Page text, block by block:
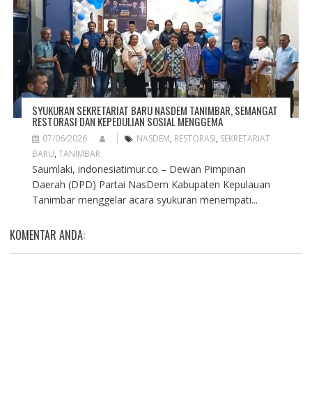
SYUKURAN SEKRETARIAT BARU NASDEM TANIMBAR, SEMANGAT
RESTORASI DAN KEPEDULIAN SOSIAL MENGGEMA
07/06/2026 NASDEM, RESTORASI, SEKRETARIAT
BARU, TANIMBAR
Saumlaki, indonesiatimur.co – Dewan Pimpinan
Daerah (DPD) Partai NasDem Kabupaten Kepulauan
Tanimbar menggelar acara syukuran menempati...
KOMENTAR ANDA: